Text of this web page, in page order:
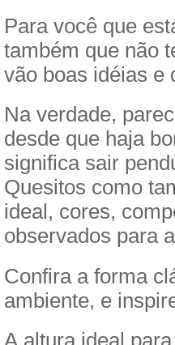
Para você que
também que não
vão boas idéias e
Na verdade,
desde que haja
significa sair
Quesitos como
ideal, cores,
observados para
Confira a forma
ambiente, e
A altura ideal